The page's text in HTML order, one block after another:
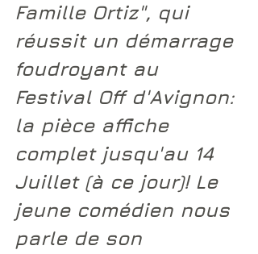
Famille Ortiz", qui
réussit un démarrage
foudroyant au
Festival Off d'Avignon:
la pièce affiche
complet jusqu'au 14
Juillet (à ce jour)! Le
jeune comédien nous
parle de son